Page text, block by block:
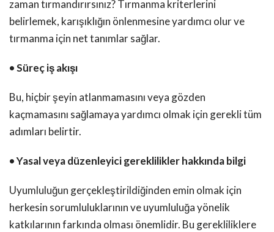
zaman tırmandırırsınız? Tırmanma kriterlerini
belirlemek, karışıklığın önlenmesine yardımcı olur ve
tırmanma için net tanımlar sağlar.
• Süreç iş akışı
Bu, hiçbir şeyin atlanmamasını veya gözden
kaçmamasını sağlamaya yardımcı olmak için gerekli tüm
adımları belirtir.
• Yasal veya düzenleyici gereklilikler hakkında bilgi
Uyumluluğun gerçekleştirildiğinden emin olmak için
herkesin sorumluluklarının ve uyumluluğa yönelik
katkılarının farkında olması önemlidir. Bu gerekliliklere